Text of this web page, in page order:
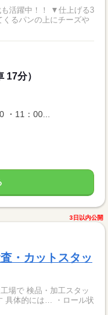
！ ▼仕上げる3
るパンの上にチーズや
17分）
・11：00...
3日以内公開
・カットスタッ
場で 検品・加工スタッ